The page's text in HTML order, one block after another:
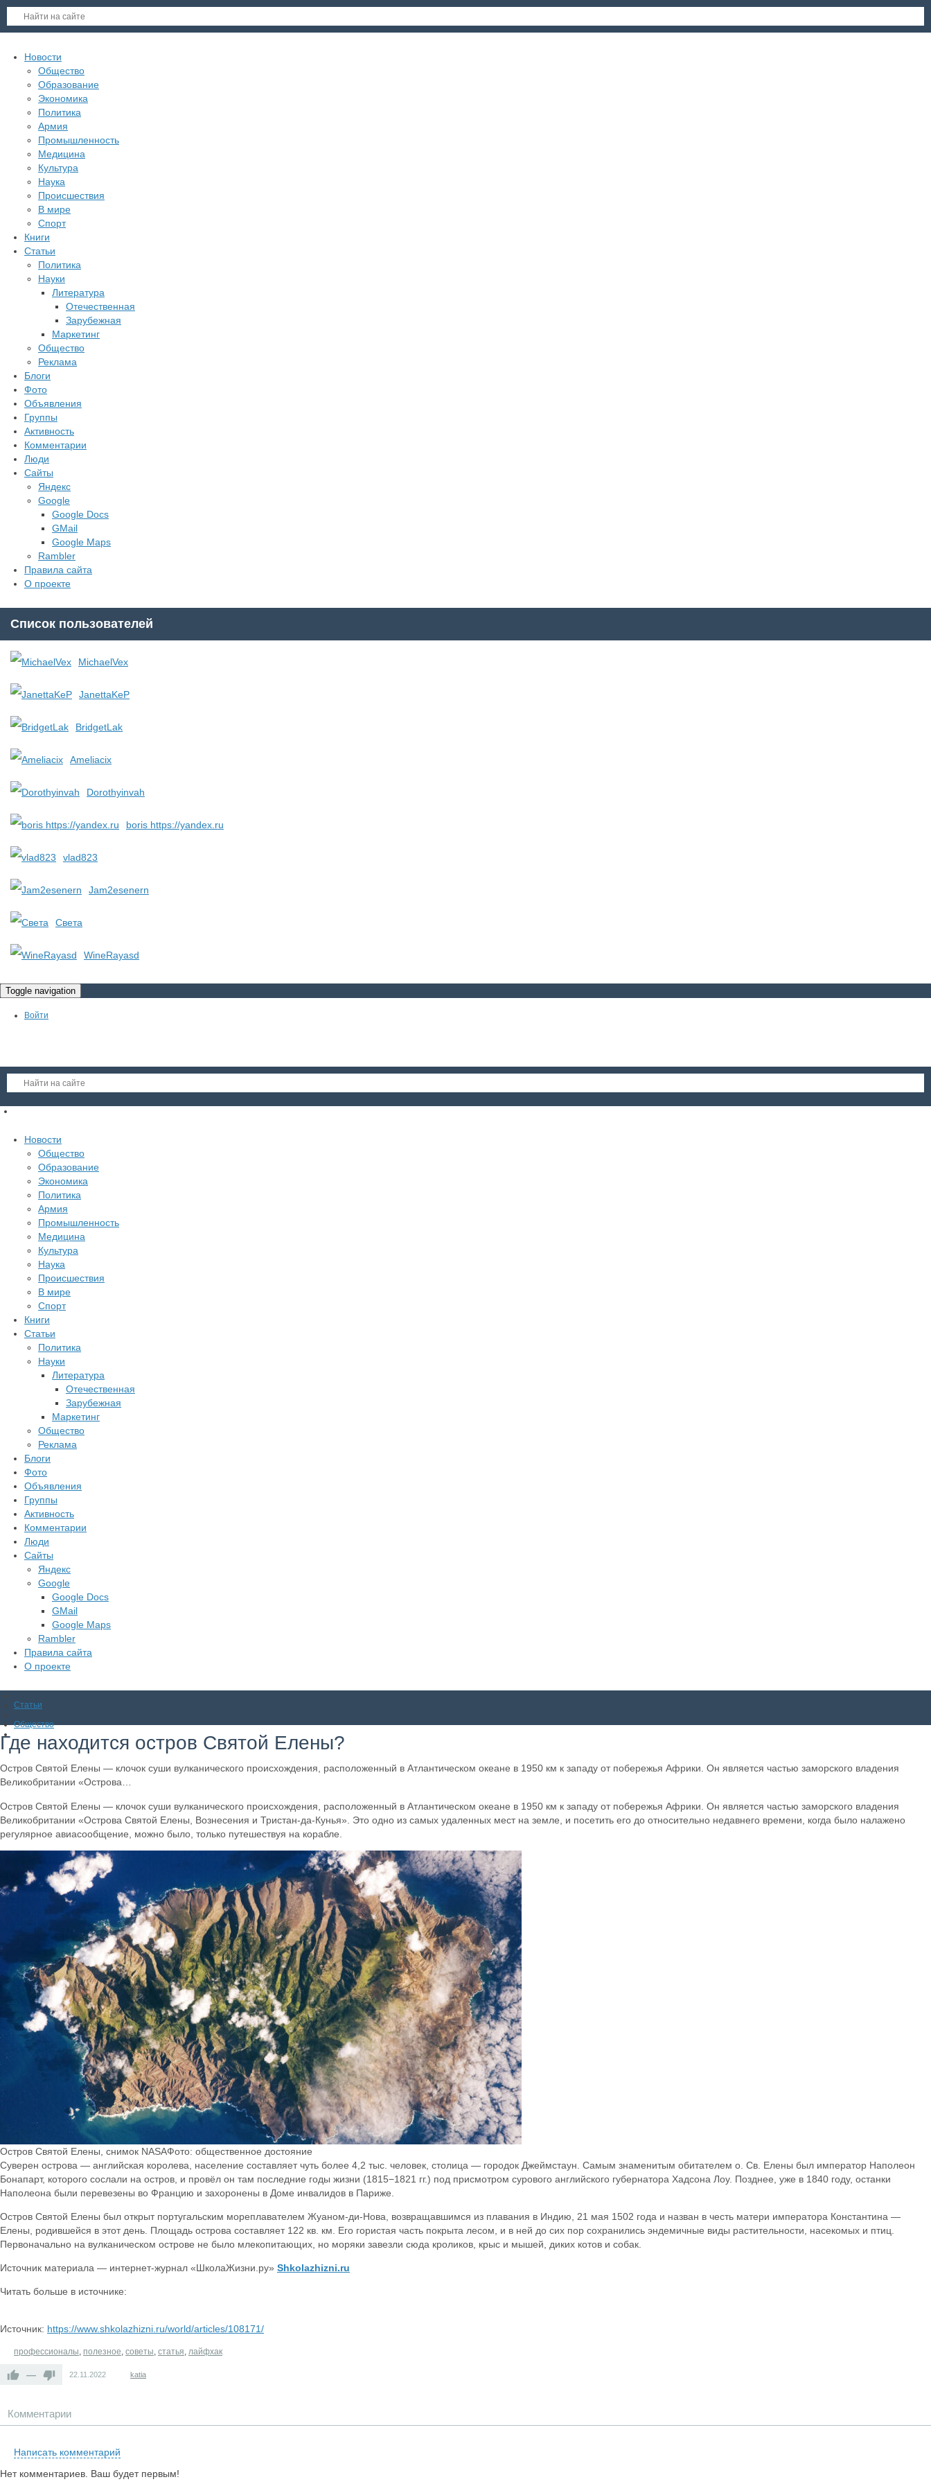
Новости
Общество
Образование
Экономика
Политика
Армия
Промышленность
Медицина
Культура
Наука
Происшествия
В мире
Спорт
Книги
Статьи
Политика
Науки
Литература
Отечественная
Зарубежная
Маркетинг
Общество
Реклама
Блоги
Фото
Объявления
Группы
Активность
Комментарии
Люди
Сайты
Яндекс
Google
Google Docs
GMail
Google Maps
Rambler
Правила сайта
О проекте
Список пользователей
MichaelVex
JanettaKeP
BridgetLak
Ameliacix
Dorothyinvah
boris https://yandex.ru
vlad823
Jam2esenern
Света
WineRayasd
Toggle navigation
Войти
Гость
Войти
Регистрация
Новости
Общество
Образование
Экономика
Политика
Армия
Промышленность
Медицина
Культура
Наука
Происшествия
В мире
Спорт
Книги
Статьи
Политика
Науки
Литература
Отечественная
Зарубежная
Маркетинг
Общество
Реклама
Блоги
Фото
Объявления
Группы
Активность
Комментарии
Люди
Сайты
Яндекс
Google
Google Docs
GMail
Google Maps
Rambler
Правила сайта
О проекте
Статьи
Общество
Где находится остров Святой Елены?
Остров Святой Елены — клочок суши вулканического происхождения, расположенный в Атлантическом океане в 1950 км к западу от побережья Африки. Он является частью заморского владения
Великобритании «Острова…
Остров Святой Елены — клочок суши вулканического происхождения, расположенный в Атлантическом океане в 1950 км к западу от побережья Африки. Он является частью заморского владения
Великобритании «Острова Святой Елены, Вознесения и Тристан-да-Кунья». Это одно из самых удаленных мест на земле, и посетить его до относительно недавнего времени, когда было налажено
регулярное авиасообщение, можно было, только путешествуя на корабле.
Остров Святой Елены, снимок NASAФото: общественное достояние
Суверен острова — английская королева, население составляет чуть более 4,2 тыс. человек, столица — городок Джеймстаун. Самым знаменитым обитателем о. Св. Елены был император Наполеон
Бонапарт, которого сослали на остров, и провёл он там последние годы жизни (1815−1821 гг.) под присмотром сурового английского губернатора Хадсона Лоу. Позднее, уже в 1840 году, останки
Наполеона были перевезены во Францию и захоронены в Доме инвалидов в Париже.
Остров Святой Елены был открыт португальским мореплавателем Жуаном-ди-Нова, возвращавшимся из плавания в Индию, 21 мая 1502 года и назван в честь матери императора Константина —
Елены, родившейся в этот день. Площадь острова составляет 122 кв. км. Его гористая часть покрыта лесом, и в ней до сих пор сохранились эндемичные виды растительности, насекомых и птиц.
Первоначально на вулканическом острове не было млекопитающих, но моряки завезли сюда кроликов, крыс и мышей, диких котов и собак.
Источник материала — интернет-журнал «ШколаЖизни.ру» Shkolazhizni.ru
Читать больше в источнике:
Источник: https://www.shkolazhizni.ru/world/articles/108171/
профессионалы, полезное, советы, статья, лайфхак
— 22.11.2022 katia
Комментарии
Написать комментарий
Нет комментариев. Ваш будет первым!